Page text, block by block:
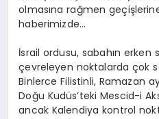
olmasına rağmen
haberimizde…
İsrail ordusu, sabahın erken
çevreleyen noktalarda çok
Binlerce Filistinli, Ramazan
Doğu Kudüs’teki Mescid-i
ancak Kalendiya kontrol